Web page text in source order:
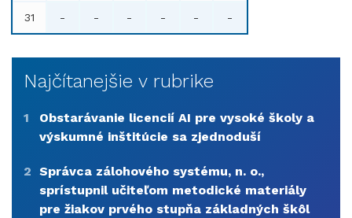
31 - - - - - -
Najčítanejšie v rubrike
1
Obstarávanie licencií AI pre vysoké školy a
výskumné inštitúcie sa zjednoduší
2 Správca zálohového systému, n. o.,
sprístupnil učiteľom metodické materiály
pre žiakov prvého stupňa základných škôl